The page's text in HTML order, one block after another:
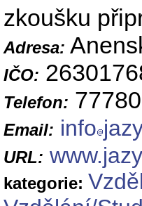
zkoušku
Adresa:
IČO:
Telefon:
Email: info
URL:
kategorie: